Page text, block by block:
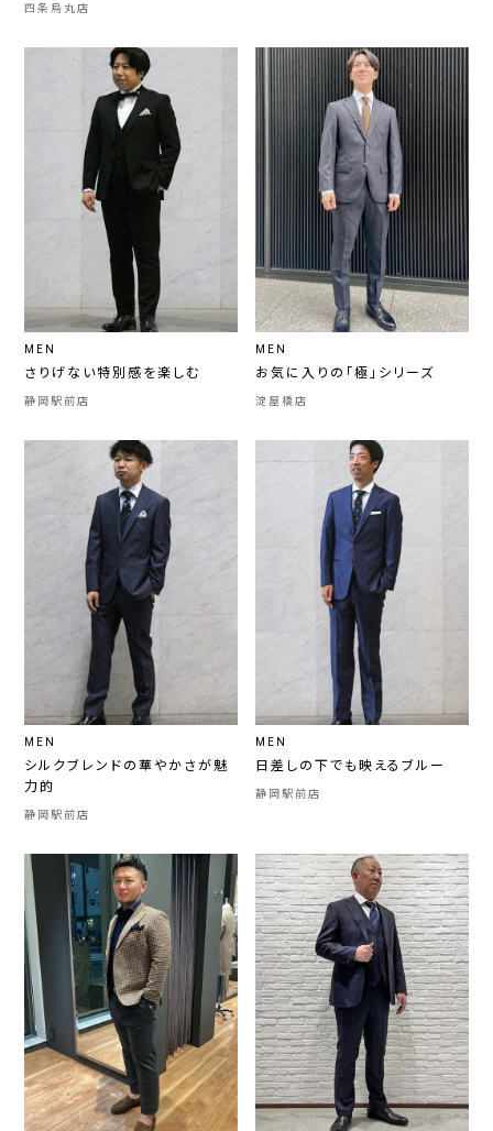
四条烏丸店
MEN
さりげない特別感を楽しむ
静岡駅前店
MEN
お気に入りの「極」シリーズ
淀屋橋店
MEN
シルクブレンドの華やかさが魅
力的
静岡駅前店
MEN
日差しの下でも映えるブルー
静岡駅前店